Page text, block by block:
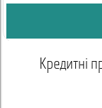
Кредитні